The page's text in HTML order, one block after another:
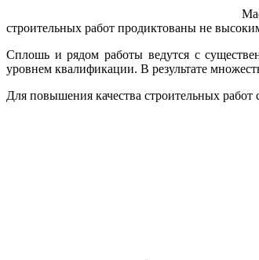
строительных работ продиктованы не
Сплошь и рядом работы ведутся с
уровнем квалификации. В результате
Для повышения качества строительных